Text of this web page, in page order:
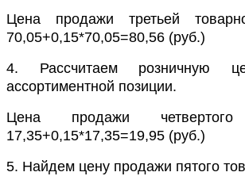
Цена продажи третьей
70,05+0,15*70,05=80,56 (руб.)
4. Рассчитаем розничную
ассортиментной позиции.
Цена продажи
17,35+0,15*17,35=19,95 (руб.)
5. Найдем цену продажи пятого